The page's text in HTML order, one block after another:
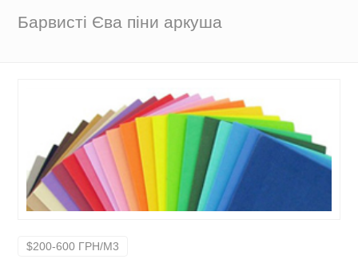
Барвисті Єва піни аркуша
$200-600 ГРН/М3